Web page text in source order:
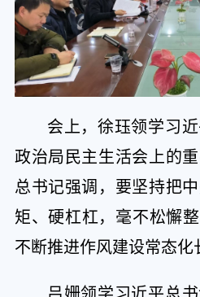
会上，徐珏领学习
政治局民主生活会上的
总书记强调，要坚持把
矩、硬杠杠，毫不松懈整
不断推进作风建设常态化